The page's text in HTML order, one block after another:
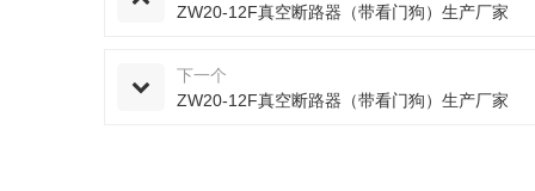
ZW20-12F真空断路器（带看门狗）生产厂家
下一个
ZW20-12F真空断路器（带看门狗）生产厂家